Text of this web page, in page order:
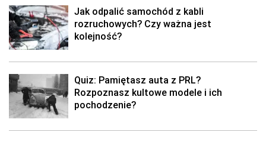
Jak odpalić samochód z kabli
rozruchowych? Czy ważna jest
kolejność?
Quiz: Pamiętasz auta z PRL?
Rozpoznasz kultowe modele i ich
pochodzenie?